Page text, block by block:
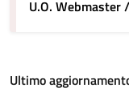
U.O. Webmaster
Ultimo